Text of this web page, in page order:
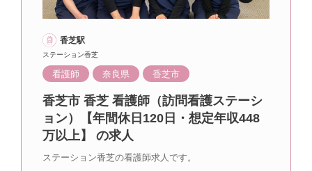
香芝駅
ステーション香芝
看護師 奈良県 香芝市
香芝市 香芝 看護師（訪問看護ステーシ
ョン）【年間休日120日・想定年収448
万以上】 の求人
ステーション香芝の看護師求人です。